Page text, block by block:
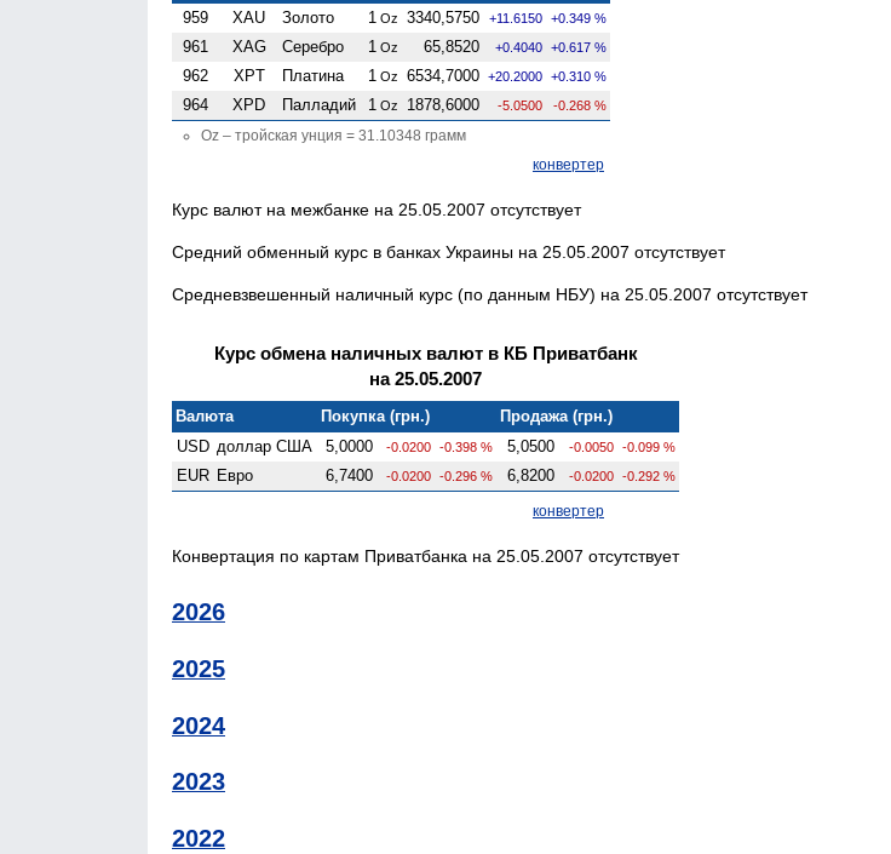
959
XAU Золото 1 Oz 3340,5750 +11.6150 +0.349 %
961 XAG Серебро 1 Oz 65,8520 +0.4040 +0.617 %
962 XPT Платина 1 Oz 6534,7000 +20.2000 +0.310 %
964 XPD Палладий 1 Oz 1878,6000 -5.0500 -0.268 %
Oz – тройская унция = 31.10348 грамм
конвертер
Курс валют на межбанке на 25.05.2007 отсутствует
Средний обменный курс в банках Украины на 25.05.2007 отсутствует
Средневзвешенный наличный курс (по данным НБУ) на 25.05.2007 отсутствует
Курс обмена наличных валют в КБ Приватбанк
на 25.05.2007
Валюта Покупка (грн.)
Продажа (грн.)
USD доллар США 5,0000 -0.0200 -0.398 % 5,0500 -0.0050 -0.099 %
EUR Евро 6,7400 -0.0200 -0.296 % 6,8200 -0.0200 -0.292 %
конвертер
Конвертация по картам Приватбанка на 25.05.2007 отсутствует
2026
2025
2024
2023
2022